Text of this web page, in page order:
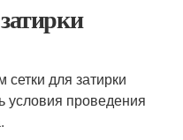
для затирки
условия проведения